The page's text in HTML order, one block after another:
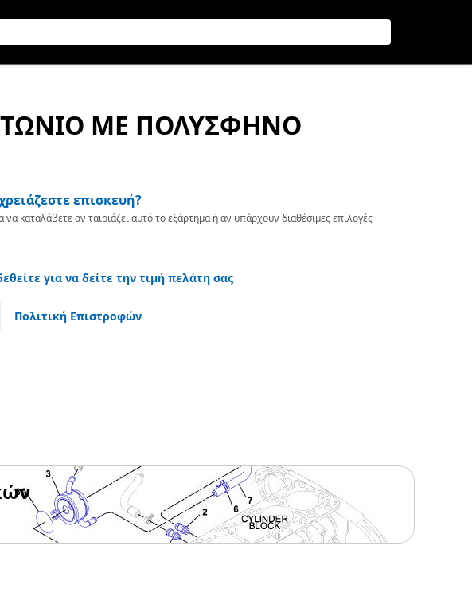
ΜΕ ΠΟΛΥΣΦΗΝΟ
επισκευή?
καταλάβετε αν ταιριάζει αυτό το εξάρτημα ή αν υπάρχουν διαθέσιμες επιλογές
για να δείτε την τιμή πελάτη σας
Πολιτική Επιστροφών